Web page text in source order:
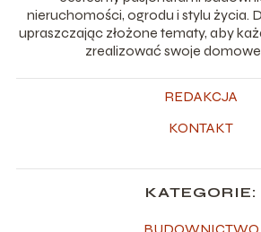
nieruchomości, ogrodu i stylu życia.
upraszczając złożone tematy, aby
zrealizować swoje
REDAKCJA
KONTAKT
KATEGORIE:
BUDOWNICTWO